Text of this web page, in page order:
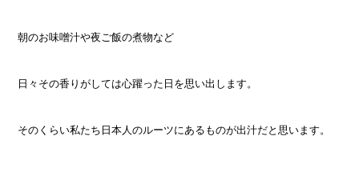
朝のお味噌汁や夜ご飯の煮物など
日々その香りがしては心躍った日を思い出します。
そのくらい私たち日本人のルーツにあるものが出汁だと思います。